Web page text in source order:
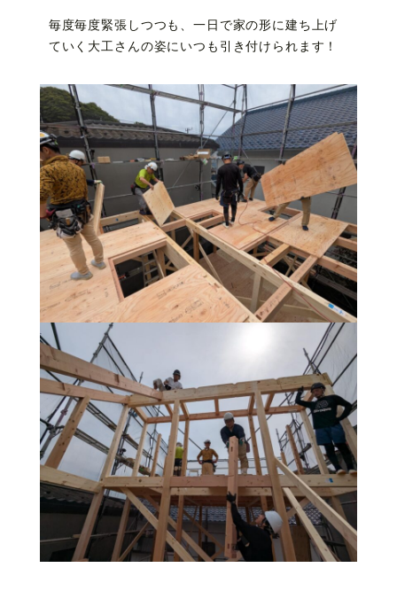
毎度毎度緊張しつつも、一日で家の形に建ち上げ
ていく大工さんの姿にいつも引き付けられます！